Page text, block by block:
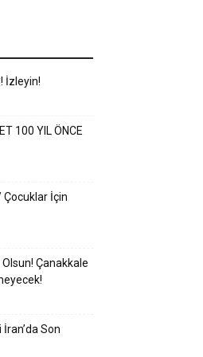
İzleyin!
100 YIL ÖNCE
Çocuklar İçin
Çanakkale
Son